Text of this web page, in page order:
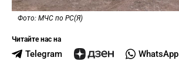
Фото: МЧС по РС(Я)
Читайте нас на
Telegram WhatsApp